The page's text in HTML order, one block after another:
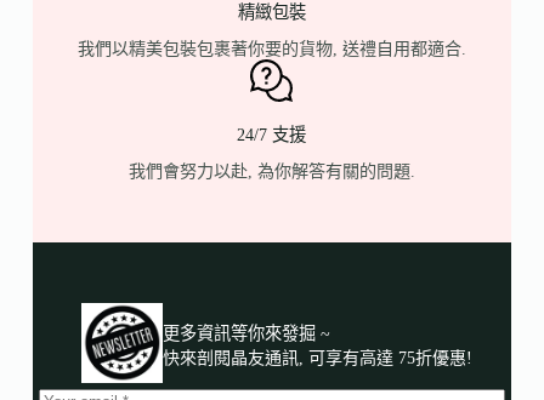
精緻包裝
我們以精美包裝包裹著你要的貨物, 送禮自用都適合.
24/7 支援
我們會努力以赴, 為你解答有關的問題.
更多資訊等你來發掘 ~
快來剖閱晶友通訊, 可享有高達 75折優惠!